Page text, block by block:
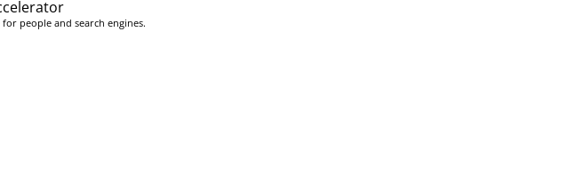
people and search engines.